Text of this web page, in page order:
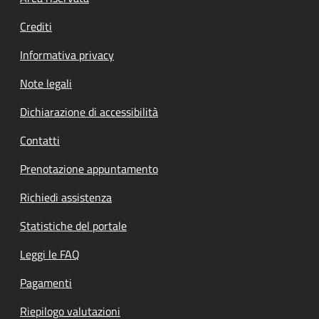
Crediti
Informativa privacy
Note legali
Dichiarazione di accessibilità
Contatti
Prenotazione appuntamento
Richiedi assistenza
Statistiche del portale
Leggi le FAQ
Pagamenti
Riepilogo valutazioni